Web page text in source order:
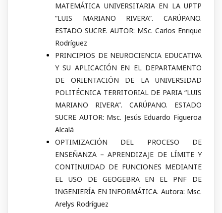
MATEMÁTICA UNIVERSITARIA EN LA UPTP
“LUIS MARIANO RIVERA”. CARÚPANO.
ESTADO SUCRE. AUTOR: MSc. Carlos Enrique
Rodríguez
PRINCIPIOS DE NEUROCIENCIA EDUCATIVA
Y SU APLICACIÓN EN EL DEPARTAMENTO
DE ORIENTACIÓN DE LA UNIVERSIDAD
POLITÉCNICA TERRITORIAL DE PARIA “LUIS
MARIANO RIVERA”. CARÚPANO. ESTADO
SUCRE AUTOR: Msc. Jesús Eduardo Figueroa
Alcalá
OPTIMIZACIÓN DEL PROCESO DE
ENSEÑANZA – APRENDIZAJE DE LÍMITE Y
CONTINUIDAD DE FUNCIONES MEDIANTE
EL USO DE GEOGEBRA EN EL PNF DE
INGENIERÍA EN INFORMÁTICA. Autora: Msc.
Arelys Rodríguez